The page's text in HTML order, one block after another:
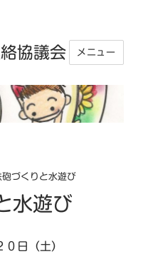
協議会 メニュー
砲づくりと水遊び
水遊び
日（土）